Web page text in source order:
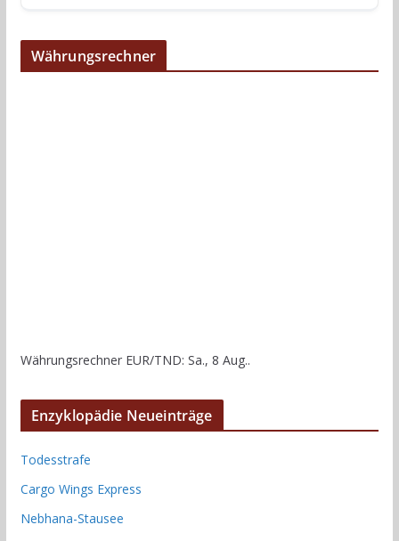
Währungsrechner
Währungsrechner EUR/TND: Sa., 8 Aug..
Enzyklopädie Neueinträge
Todesstrafe
Cargo Wings Express
Nebhana-Stausee